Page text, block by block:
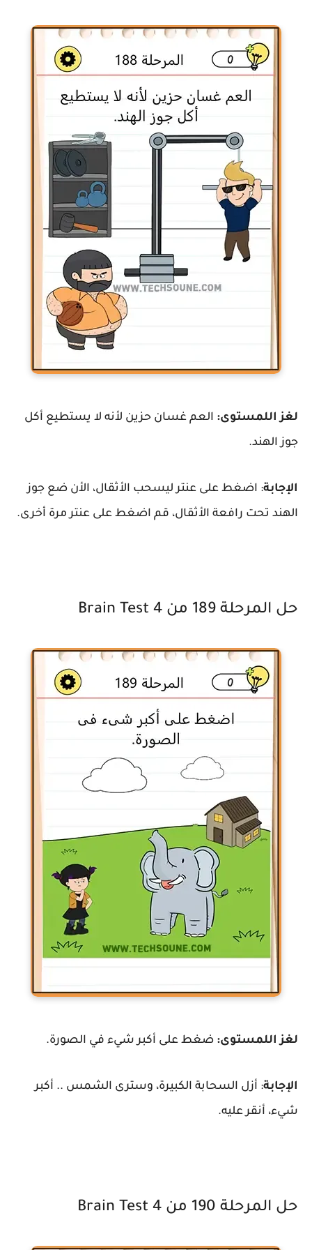
لغز اللمستوى: العم غسان حزين لأنه لا يستطيع أكل
جوز الهند.
الإجابة: اضغط على عنتر ليسحب الأثقال، الأن ضع جوز
الهند تحت رافعة الأثقال، قم اضغط على عنتر مرة أخرى.
حل المرحلة 189 من Brain Test 4
لغز اللمستوى: ضغط على أكبر شيء في الصورة.
الإجابة: أزل السحابة الكبيرة، وسترى الشمس .. أكبر
شيء، أنقر عليه.
حل المرحلة 190 من Brain Test 4